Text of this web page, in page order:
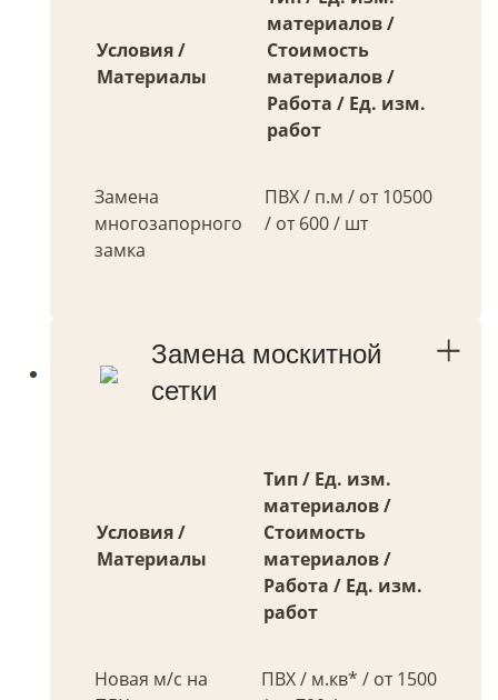
Условия /
Материалы
материалов /
Стоимость
материалов /
Работа / Ед. изм.
работ
Замена
многозапорного
замка
ПВХ / п.м / от 10500
/ от 600 / шт
Замена москитной
сетки
Условия /
Материалы
Тип / Ед. изм.
материалов /
Стоимость
материалов /
Работа / Ед. изм.
работ
Новая м/с на
ПВХ / м.кв* / от 1500